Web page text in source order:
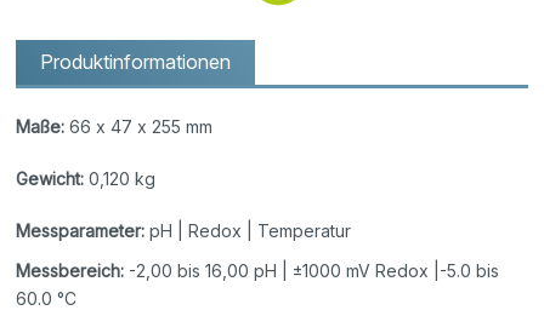
Produktinformationen
Maße: 66 x 47 x 255 mm
Gewicht: 0,120 kg
Messparameter: pH | Redox | Temperatur
Messbereich: -2,00 bis 16,00 pH | ±1000 mV Redox |-5.0 bis
60.0 °C